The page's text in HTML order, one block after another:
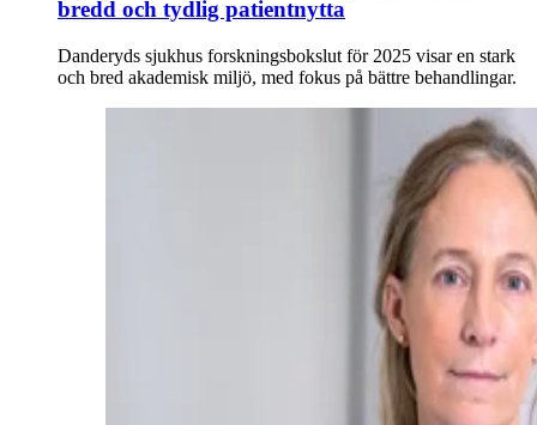
bredd och tydlig patientnytta
Danderyds sjukhus forskningsbokslut för 2025 visar en stark
och bred akademisk miljö, med fokus på bättre behandlingar.